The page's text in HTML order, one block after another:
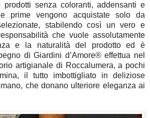
prodotti senza coloranti, addensanti e
prime vengono acquistate solo da
stabilendo così un vero e
che vuole assolutamente
e la naturalità del prodotto ed è
di Giardini d’Amore® effettua nel
artigianale di Roccalumera, a pochi
il tutto imbottigliato in deliziose
che donano ulteriore eleganza ai